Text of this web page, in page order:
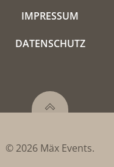
IMPRESSUM
DATENSCHUTZ
© 2026 Mäx Events.